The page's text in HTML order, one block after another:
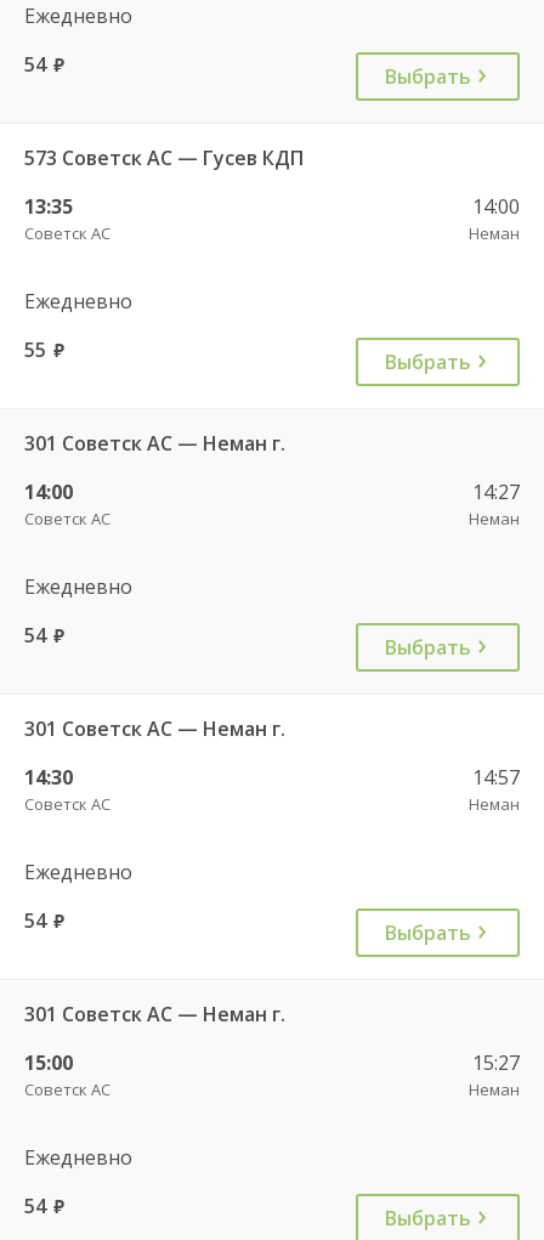
Ежедневно
54 руб. Выбрать
573 Советск АС — Гусев КДП
13:35
Советск АС
14:00
Неман
Ежедневно
55 руб. Выбрать
301 Советск АС — Неман г.
14:00
Советск АС
14:27
Неман
Ежедневно
54 руб. Выбрать
301 Советск АС — Неман г.
14:30
Советск АС
14:57
Неман
Ежедневно
54 руб. Выбрать
301 Советск АС — Неман г.
15:00
Советск АС
15:27
Неман
Ежедневно
54 руб. Выбрать